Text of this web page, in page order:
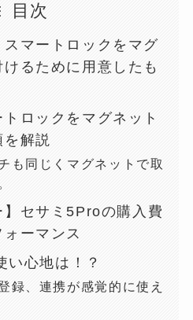
目次
スマートロックをマグ
るために用意したも
トロックをマグネット
解説
も同じくマグネットで取
】セサミ5Proの購入費
ーマンス
い心地は！？
録、連携が感覚的に使え